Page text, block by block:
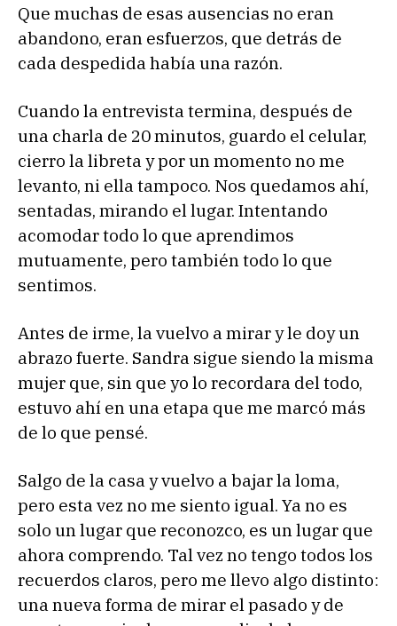
Que muchas de esas ausencias no eran
abandono, eran esfuerzos, que detrás de
cada despedida había una razón.
Cuando la entrevista termina, después de
una charla de 20 minutos, guardo el celular,
cierro la libreta y por un momento no me
levanto, ni ella tampoco. Nos quedamos ahí,
sentadas, mirando el lugar. Intentando
acomodar todo lo que aprendimos
mutuamente, pero también todo lo que
sentimos.
Antes de irme, la vuelvo a mirar y le doy un
abrazo fuerte. Sandra sigue siendo la misma
mujer que, sin que yo lo recordara del todo,
estuvo ahí en una etapa que me marcó más
de lo que pensé.
Salgo de la casa y vuelvo a bajar la loma,
pero esta vez no me siento igual. Ya no es
solo un lugar que reconozco, es un lugar que
ahora comprendo. Tal vez no tengo todos los
recuerdos claros, pero me llevo algo distinto:
una nueva forma de mirar el pasado y de